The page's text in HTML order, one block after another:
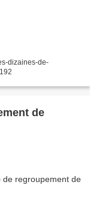
dizaines-de-
de